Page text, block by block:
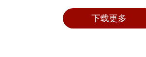
下载更多